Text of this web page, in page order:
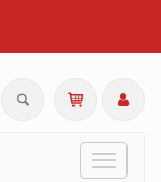
Toggle